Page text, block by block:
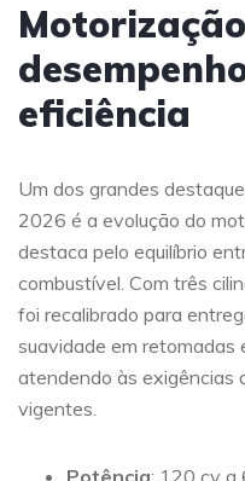
eficiência
Um dos grandes
2026 é a evolução do
destaca pelo equilíbrio
combustível. Com três
foi recalibrado para
suavidade em retomadas
atendendo às exigências
vigentes.